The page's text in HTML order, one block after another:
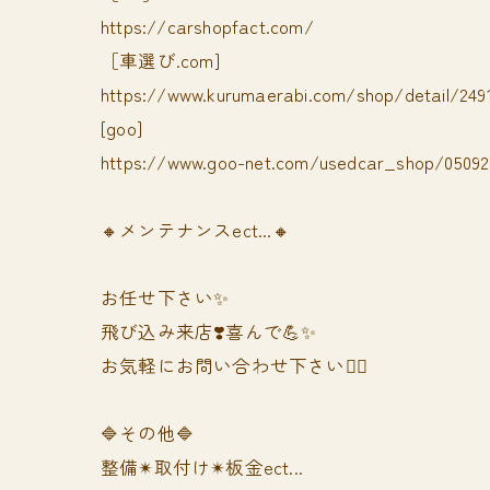
https://carshopfact.com/
［車選び.com]
https://www.kurumaerabi.com/shop/detail/
[goo]
https://www.goo-net.com/usedcar_shop/
🔸メンテナンスect...🔸
お任せ下さい✨
飛び込み来店❣️喜んで💪✨
お気軽にお問い合わせ下さい🙆‍♀️
🔷その他🔷
整備✴︎取付け✴︎板金ect...